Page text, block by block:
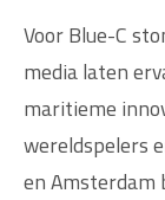
Voor Blue-C
media laten
maritieme
wereldspelers
en Amsterdam